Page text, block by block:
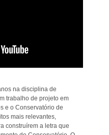
na disciplina de
trabalho de projeto em
e o Conservatório de
mais relevantes,
construírem a letra que